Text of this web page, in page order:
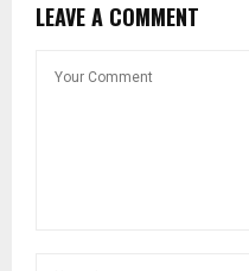
LEAVE A COMMENT